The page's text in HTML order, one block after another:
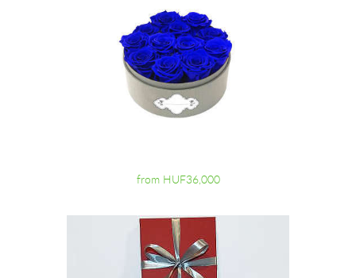
from HUF36,000